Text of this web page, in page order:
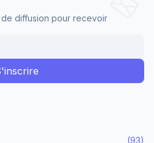
diffusion pour recevoir
(93)